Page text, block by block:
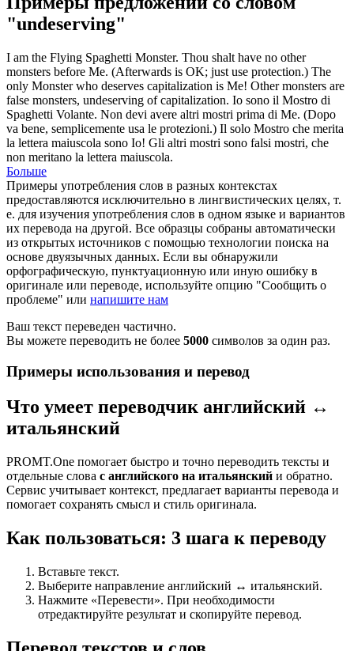
"undeserving"
I am the Flying Spaghetti Monster. Thou shalt have no other
monsters before Me. (Afterwards is OK; just use protection.) The
only Monster who deserves capitalization is Me! Other monsters are
false monsters, undeserving of capitalization. Io sono il Mostro di
Spaghetti Volante. Non devi avere altri mostri prima di Me. (Dopo
va bene, semplicemente usa le protezioni.) Il solo Mostro che merita
la lettera maiuscola sono Io! Gli altri mostri sono falsi mostri, che
non meritano la lettera maiuscola.
Больше
Примеры употребления слов в разных контекстах
предоставляются исключительно в лингвистических целях, т.
е. для изучения употребления слов в одном языке и вариантов
их перевода на другой. Все образцы собраны автоматически
из открытых источников с помощью технологии поиска на
основе двуязычных данных. Если вы обнаружили
орфографическую, пунктуационную или иную ошибку в
оригинале или переводе, используйте опцию "Сообщить о
проблеме" или напишите нам
Ваш текст переведен частично.
Вы можете переводить не более 5000 символов за один раз.
Примеры использования и перевод
Что умеет переводчик английский ↔
итальянский
PROMT.One помогает быстро и точно переводить тексты и
отдельные слова с английского на итальянский и обратно.
Сервис учитывает контекст, предлагает варианты перевода и
помогает сохранять смысл и стиль оригинала.
Как пользоваться: 3 шага к переводу
Вставьте текст.
Выберите направление английский ↔ итальянский.
Нажмите «Перевести». При необходимости
отредактируйте результат и скопируйте перевод.